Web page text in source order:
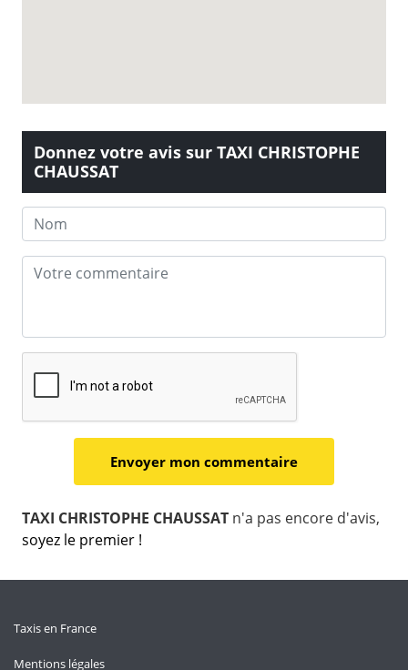
Donnez votre avis sur TAXI CHRISTOPHE
CHAUSSAT
TAXI CHRISTOPHE CHAUSSAT n'a pas encore d'avis,
soyez le premier !
Taxis en France
Mentions légales